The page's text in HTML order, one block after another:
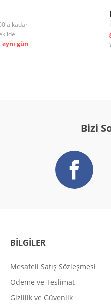
kadar
aynı gün
Bizi
BİLGİLER
Mesafeli Satış Sözleşmesi
Ödeme ve Teslimat
Gizlilik ve Güvenlik